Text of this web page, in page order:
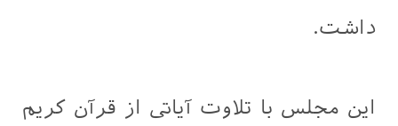
داشت.
این مجلس با تلاوت آیاتی از قرآن کریم